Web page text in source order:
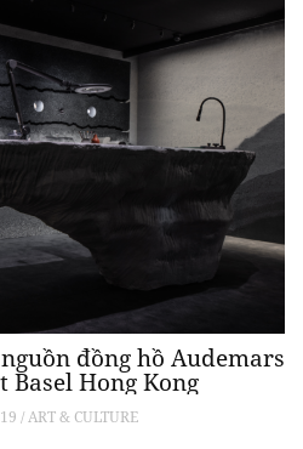
đồng hồ Audemars
Basel Hong Kong
/ ART & CULTURE